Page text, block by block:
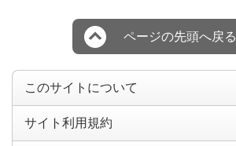
ページの先頭へ戻る
このサイトについて
サイト利用規約